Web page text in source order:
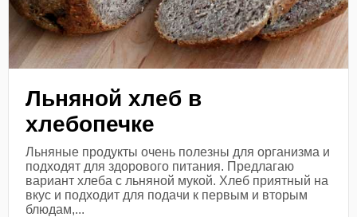
Льняной хлеб в
хлебопечке
Льняные продукты очень полезны для организма и
подходят для здорового питания. Предлагаю
вариант хлеба с льняной мукой. Хлеб приятный на
вкус и подходит для подачи к первым и вторым
блюдам,...